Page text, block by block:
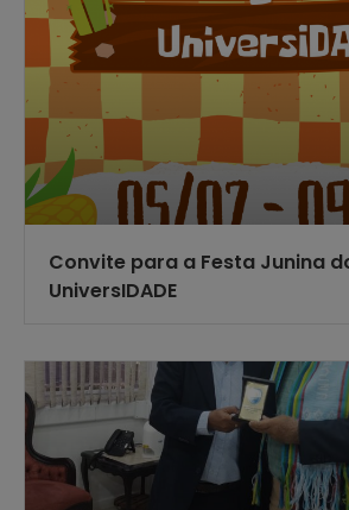
Convite para a Festa Junina
UniversIDADE